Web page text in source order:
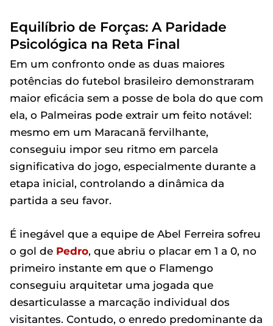
Equilíbrio de Forças: A Paridade
Psicológica na Reta Final
Em um confronto onde as duas maiores
potências do futebol brasileiro demonstraram
maior eficácia sem a posse de bola do que com
ela, o Palmeiras pode extrair um feito notável:
mesmo em um Maracanã fervilhante,
conseguiu impor seu ritmo em parcela
significativa do jogo, especialmente durante a
etapa inicial, controlando a dinâmica da
partida a seu favor.
É inegável que a equipe de Abel Ferreira sofreu
o gol de Pedro, que abriu o placar em 1 a 0, no
primeiro instante em que o Flamengo
conseguiu arquitetar uma jogada que
desarticulasse a marcação individual dos
visitantes. Contudo, o enredo predominante da